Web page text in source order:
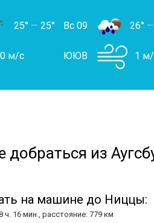
25° — 25°
0 м/с
Вс 09 26° —
ЮЮВ 1
добраться из
на машине до Ниццы:
ч. 16 мин., расстояние: 779 км